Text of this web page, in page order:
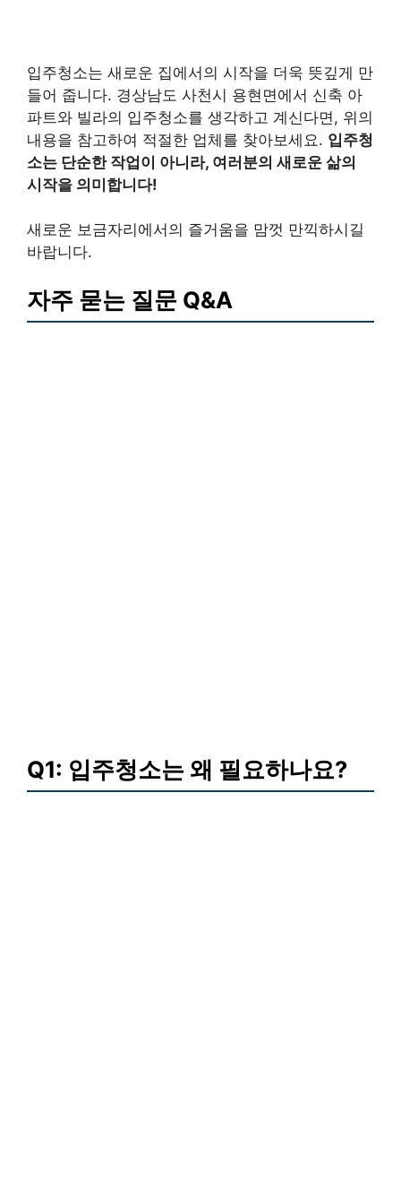
입주청소는 새로운 집에서의 시작을 더욱 뜻깊게 만
들어 줍니다. 경상남도 사천시 용현면에서 신축 아
파트와 빌라의 입주청소를 생각하고 계신다면, 위의
내용을 참고하여 적절한 업체를 찾아보세요. 입주청
소는 단순한 작업이 아니라, 여러분의 새로운 삶의
시작을 의미합니다!
새로운 보금자리에서의 즐거움을 맘껏 만끽하시길
바랍니다.
자주 묻는 질문 Q&A
Q1: 입주청소는 왜 필요하나요?